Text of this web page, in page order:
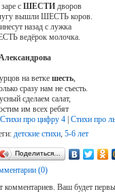
с ШЕСТИдворов
вышли ШЕСТЬ коров.
назад с лужка
ведёрок молочка.
на ветке шесть,
сразу нам не съесть.
сделаем салат,
им всех ребят
Стихи про цифру 4| Стихи про
детские стихи, 5-6 лет
Поделиться…
(0)
комментариев. Ваш будет